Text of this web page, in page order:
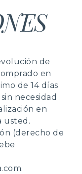
de
en
de 14 días
necesidad
en
usted.
(derecho de